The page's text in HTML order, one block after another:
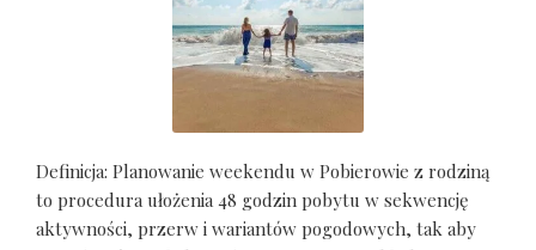
Definicja: Planowanie weekendu w Pobierowie z rodziną
to procedura ułożenia 48 godzin pobytu w sekwencję
aktywności, przerw i wariantów pogodowych, tak aby